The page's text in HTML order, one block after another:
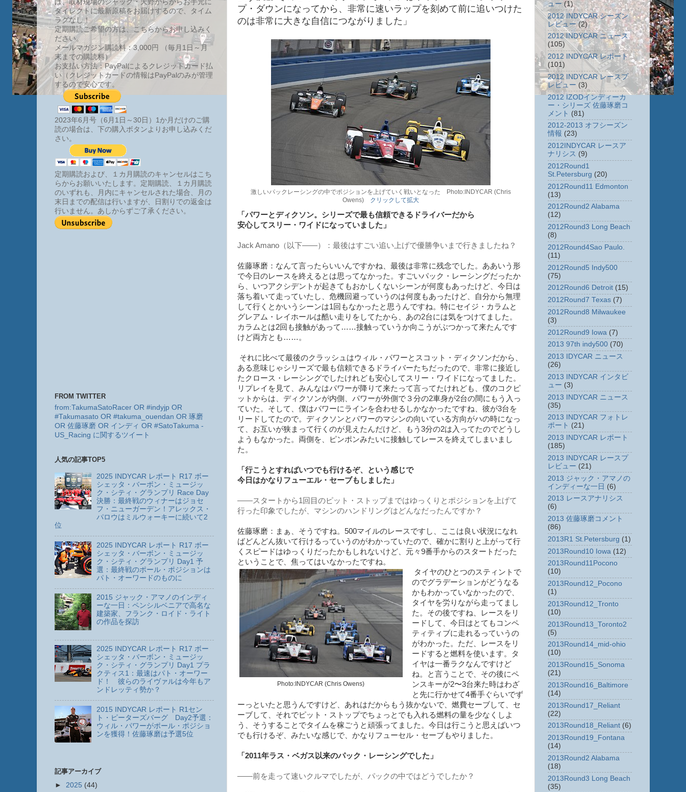
プ・ダウンになってから、非常に速いラップを刻めて前に追いつけた
のは非常に大きな自信につながりました」
激しいパックレーシングの中でポジションを上げていく戦いとなった Photo:INDYCAR (Chris
Owens)
クリックして拡大
「パワーとディクソン。シリーズで最も信頼できるドライバーだから
安心してスリー・ワイドになっていました」
Jack Amano（以下――）：最後はすごい追い上げで優勝争いまで行きましたね？
佐藤琢磨：なんて言ったらいいんですかね、最後は非常に残念でした。ああいう形
で今日のレースを終えるとは思ってなかった。すごいパック・レーシングだったか
ら、いつアクシデントが起きてもおかしくないシーンが何度もあったけど、今日は
落ち着いて走っていたし、危機回避っていうのは何度もあったけど、自分から無理
して行くとかいうシーンは1回もなかったと思うんですね。特にセイジ・カラムと
グレアム・レイホールは酷い走りをしてたから、あの2台には気をつけてました。
カラムとは2回も接触があって……接触っていうか向こうがぶつかって来たんです
けど両方とも……。
それに比べて最後のクラッシュはウィル・パワーとスコット・ディクソンだから、
ある意味じゃシリーズで最も信頼できるドライバーたちだったので、非常に接近し
たクロース・レーシングでしたけれども安心してスリー・ワイドになってました。
リプレイを見て、みんなはパワーが降りて来たって言ってたけれども、僕のコクピ
ットからは、ディクソンが内側、パワーが外側で３分の2車身が2台の間にもう入っ
ていた。そして、僕はパワーにラインを合わせるしかなかったですね、彼が3台を
リードしてたので。ディクソンとパワーのマシンの向いている方向がハの時になっ
て、お互いが狭まって行くのが見えたんだけど、もう3分の2は入ってたのでどうし
ようもなかった。両側を、ピンポンみたいに接触してレースを終えてしまいまし
た。
「行こうとすればいつでも行けるぞ、という感じで
今日はかなりフューエル・セーブもしました」
――スタートから1回目のピット・ストップまではゆっくりとポジションを上げて
行った印象でしたが、マシンのハンドリングはどんなだったんですか？
佐藤琢磨：まぁ、そうですね。500マイルのレースですし、ここは良い状況になれ
ばどんどん抜いて行けるっていうのがわかっていたので、確かに割りと上がって行
くスピードはゆっくりだったかもしれないけど、元々9番手からのスタートだった
ということで、焦ってはいなかったですね。
Photo:INDYCAR (Chris Owens)
タイヤのひとつのスティントで
のでグラデーションがどうなる
かもわかっていなかったので、
タイヤを労りながら走ってまし
た。その後ですね、レースをリ
ードして、今日はとてもコンペ
ティティブに走れるっていうの
がわかった。ただ、レースをリ
ードすると燃料を使います。タ
イヤは一番ラクなんですけど
ね。と言うことで、その後にペ
ンスキーが2〜3台来た時はわざ
と先に行かせて4番手ぐらいでず
ーっといたと思うんですけど、あれはだからもう抜かないで、燃費セーブして、セ
ーブして、それでピット・ストップでちょっとでも入れる燃料の量を少なくしよ
う、そうすることでタイムを稼ごうと頑張ってました。今日は行こうと思えばいつ
でも行けるぞ、みたいな感じで、かなりフューセル・セーブもやりました。
「2011年ラス・ベガス以来のパック・レーシングでした」
――前を走って速いクルマでしたが、パックの中ではどうでしたか？
は、取材現場のジャック・天野からからお手元に
ダイレクトに最新原稿をお届けするので、タイム
ラグなし！
定期購読ご希望の方は、こちらからお申し込みく
ださい。
メールマガジン購読料：3,000円 （毎月1日～月
末までの購読料）
お支払い方法：PayPalによるクレジットカード払
い（クレジットカードの情報はPayPalのみが管理
するので安心です。
2023年6月号（6月1日～30日）1か月だけのご購
読の場合は、下の購入ボタンよりお申し込みくだ
さい。
定期購読および、１カ月購読のキャンセルはこち
らからお願いいたします。定期購読、１カ月購読
のいずれも、月内にキャンセルされた場合、月の
末日までの配信は行いますが、日割りでの返金は
行いません。あしからずご了承ください。
FROM TWITTER
from:TakumaSatoRacer OR #indyjp OR
#Takumasato OR #takuma_ouendan OR 琢磨
OR 佐藤琢磨 OR インディ OR #SatoTakuma -
US_Racing に関するツイート
人気の記事TOP5
2025 INDYCAR レポート R17 ボー
シェッタ・バーボン・ミュージッ
ク・シティ・グランプリ Race Day
決勝：最終戦のウィナーはジョセ
フ・ニューガーデン！アレックス・
パロウはミルウォーキーに続いて2
位
2025 INDYCAR レポート R17 ボー
シェッタ・バーボン・ミュージッ
ク・シティ・グランプリ Day1 予
選：最終戦のポール・ポジションは
パト・オーワードのものに
2015 ジャック・アマノのインディ
ーな一日：ペンシルベニアで高名な
建築家、フランク・ロイド・ライト
の作品を探訪
2025 INDYCAR レポート R17 ボー
シェッタ・バーボン・ミュージッ
ク・シティ・グランプリ Day1 プラ
クティス1：最速はパト・オーワー
ド！ 彼らのライヴァルは今年もア
ンドレッティ勢か？
2015 INDYCAR レポート R1セン
ト・ピーターズバーグ Day2予選：
ウィル・パワーがポール・ポジショ
ンを獲得！佐藤琢磨は予選5位
記事アーカイブ
► 2025 (44)
ュー (1)
2012 INDYCAR シーズン
レビュー (2)
2012 INDYCAR ニュース
(105)
2012 INDYCAR レポート
(101)
2012 INDYCAR レースプ
レビュー (3)
2012 IZODインディーカ
ー・シリーズ 佐藤琢磨コ
メント (81)
2012-2013 オフシーズン
情報 (23)
2012INDYCAR レースア
ナリシス (9)
2012Round1
St.Petersburg (20)
2012Round11 Edmonton
(13)
2012Round2 Alabama
(12)
2012Round3 Long Beach
(8)
2012Round4Sao Paulo.
(11)
2012Round5 Indy500
(75)
2012Round6 Detroit (15)
2012Round7 Texas (7)
2012Round8 Milwaukee
(3)
2012Round9 Iowa (7)
2013 97th indy500 (70)
2013 IDYCAR ニュース
(26)
2013 INDYCAR インタビ
ュー (3)
2013 INDYCAR ニュース
(35)
2013 INDYCAR フォトレ
ポート (21)
2013 INDYCAR レポート
(185)
2013 INDYCAR レースプ
レビュー (21)
2013 ジャック・アマノの
インディーな一日 (6)
2013 レースアナリシス
(6)
2013 佐藤琢磨コメント
(86)
2013R1 St.Petersburg (1)
2013Round10 Iowa (12)
2013Round11Pocono
(10)
2013Round12_Pocono
(1)
2013Round12_Tronto
(10)
2013Round13_Toronto2
(5)
2013Round14_mid-ohio
(10)
2013Round15_Sonoma
(21)
2013Round16_Baltimore
(14)
2013Round17_Reliant
(22)
2013Round18_Reliant (6)
2013Round19_Fontana
(14)
2013Round2 Alabama
(18)
2013Round3 Long Beach
(35)